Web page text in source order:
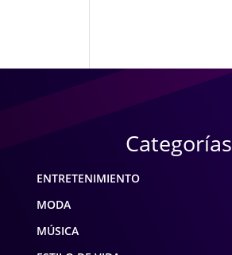
Categorías
ENTRETENIMIENTO
MODA
MÚSICA